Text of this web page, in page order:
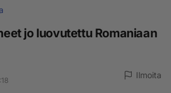
jo luovutettu Romaniaan
Ilmoita